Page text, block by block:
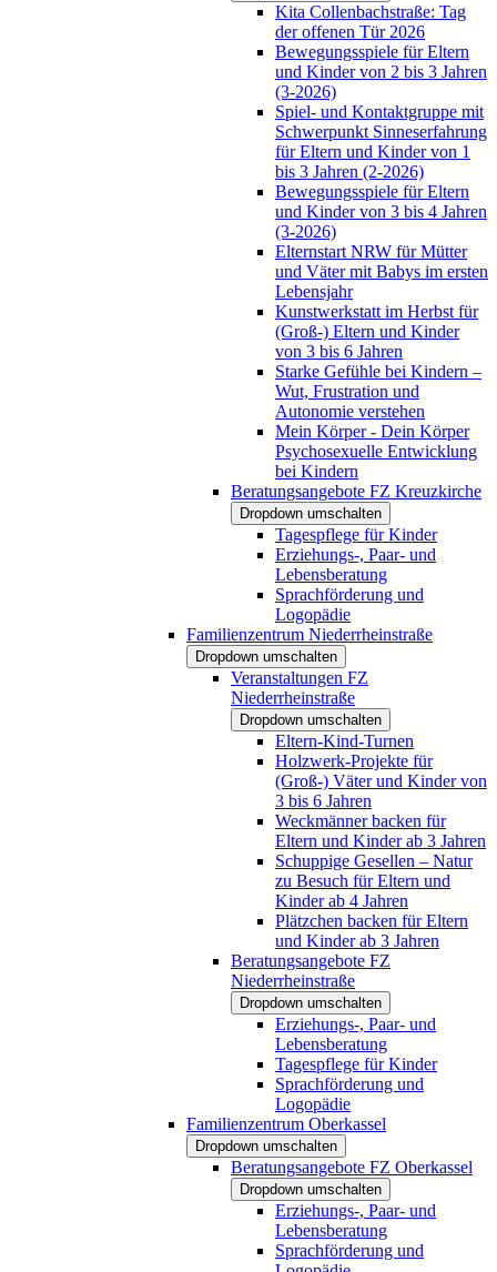
Kita Collenbachstraße: Tag
der offenen Tür 2026
Bewegungsspiele für Eltern
und Kinder von 2 bis 3 Jahren
(3-2026)
Spiel- und Kontaktgruppe mit
Schwerpunkt Sinneserfahrung
für Eltern und Kinder von 1
bis 3 Jahren (2-2026)
Bewegungsspiele für Eltern
und Kinder von 3 bis 4 Jahren
(3-2026)
Elternstart NRW für Mütter
und Väter mit Babys im ersten
Lebensjahr
Kunstwerkstatt im Herbst für
(Groß-) Eltern und Kinder
von 3 bis 6 Jahren
Starke Gefühle bei Kindern –
Wut, Frustration und
Autonomie verstehen
Mein Körper - Dein Körper
Psychosexuelle Entwicklung
bei Kindern
Beratungsangebote FZ Kreuzkirche
Dropdown umschalten
Tagespflege für Kinder
Erziehungs-, Paar- und
Lebensberatung
Sprachförderung und
Logopädie
Familienzentrum Niederrheinstraße
Dropdown umschalten
Veranstaltungen FZ
Niederrheinstraße
Dropdown umschalten
Eltern-Kind-Turnen
Holzwerk-Projekte für
(Groß-) Väter und Kinder von
3 bis 6 Jahren
Weckmänner backen für
Eltern und Kinder ab 3 Jahren
Schuppige Gesellen – Natur
zu Besuch für Eltern und
Kinder ab 4 Jahren
Plätzchen backen für Eltern
und Kinder ab 3 Jahren
Beratungsangebote FZ
Niederrheinstraße
Dropdown umschalten
Erziehungs-, Paar- und
Lebensberatung
Tagespflege für Kinder
Sprachförderung und
Logopädie
Familienzentrum Oberkassel
Dropdown umschalten
Beratungsangebote FZ Oberkassel
Dropdown umschalten
Erziehungs-, Paar- und
Lebensberatung
Sprachförderung und